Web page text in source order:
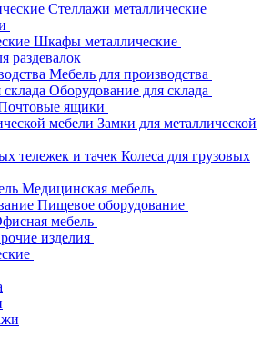
Стеллажи металлические
Шкафы металлические
раздевалок
Мебель для производства
Оборудование для склада
ящики
Замки для металлической
Колеса для грузовых
Медицинская мебель
Пищевое оборудование
мебель
изделия